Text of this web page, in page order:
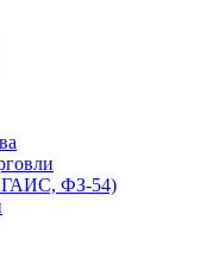
ФЗ-54)